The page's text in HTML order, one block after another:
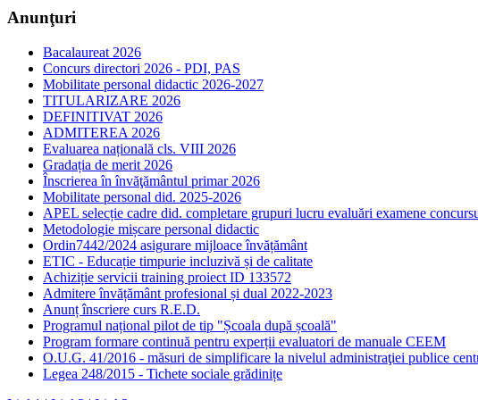
Anunţuri
Bacalaureat 2026
Concurs directori 2026 - PDI, PAS
Mobilitate personal didactic 2026-2027
TITULARIZARE 2026
DEFINITIVAT 2026
ADMITEREA 2026
Evaluarea națională cls. VIII 2026
Gradația de merit 2026
Înscrierea în învăţământul primar 2026
Mobilitate personal did. 2025-2026
APEL selecție cadre did. completare grupuri lucru evaluări examene
Metodologie mișcare personal didactic
Ordin7442/2024 asigurare mijloace învățământ
ETIC - Educație timpurie incluzivă și de calitate
Achiziție servicii training proiect ID 133572
Admitere învățământ profesional și dual 2022-2023
Anunț înscriere curs R.E.D.
Programul național pilot de tip "Școala după școală"
Program formare continuă pentru experții evaluatori de manuale CEEM
O.U.G. 41/2016 - măsuri de simplificare la nivelul administraţiei publice
Legea 248/2015 - Tichete sociale grădinițe